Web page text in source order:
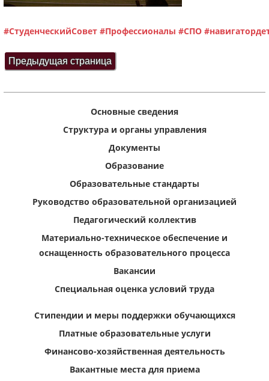
#СтуденческийСовет #Профессионалы #СПО
Основные сведения
Структура и органы управления
Документы
Образование
Образовательные стандарты
Руководство образовательной организацией
Педагогический коллектив
Материально-техническое обеспечение и
оснащенность образовательного процесса
Вакансии
Специальная оценка условий труда
Стипендии и меры поддержки обучающихся
Платные образовательные услуги
Финансово-хозяйственная деятельность
Вакантные места для приема